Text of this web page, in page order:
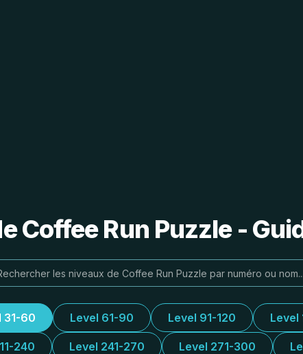
Coffee Run Puzzle -
31-60 Level 61-90 Level 91-120 Level
240 Level 241-270 Level 271-300